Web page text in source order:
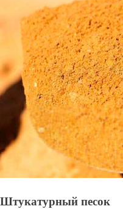
Штукатурный песок